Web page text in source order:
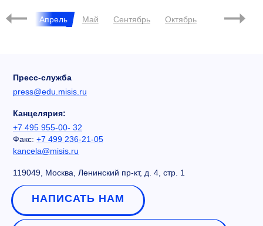
Март
Апрель Май Сентябрь Октябрь Декабрь
Пресс-служба
press@edu.misis.ru
Канцелярия:
+7 495 955-00- 32
Факс: +7 499 236-21-05
kancela@misis.ru
119049, Москва, Ленинский пр-кт, д. 4, стр. 1
НАПИСАТЬ НАМ